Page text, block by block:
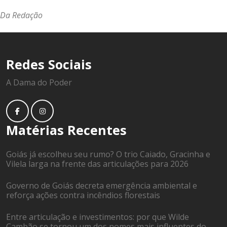
Da Redação
Redes Sociais
A Dama do Poder
Matérias Recentes
Goiás já escolheu seu rumo? O trio Caiado, Gracinha e
Vilela larga na frente das articulações para 2026
Governo de Goiás decreta emergência ambiental e
reforça ações contra incêndios florestais
Entre articulação e investimentos: por que Wilde